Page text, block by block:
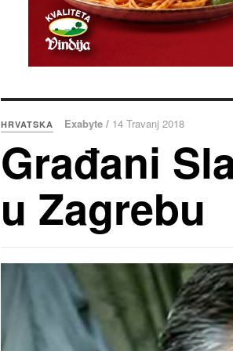
HRVATSKA Exabyte / 14 Travanj 2018
Građani
u Zagrebu